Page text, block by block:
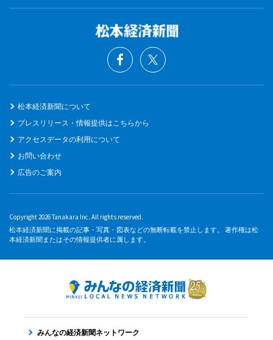
松本経済新聞について
プレスリリース・情報提供はこちらから
アクセスデータの利用について
お問い合わせ
広告のご案内
Copyright 2026 Tanakara Inc. All rights reserved.
松本経済新聞に掲載の記事・写真・図表などの無断転載を禁止します。 著作権は松
本経済新聞またはその情報提供者に属します。
みんなの経済新聞ネットワーク